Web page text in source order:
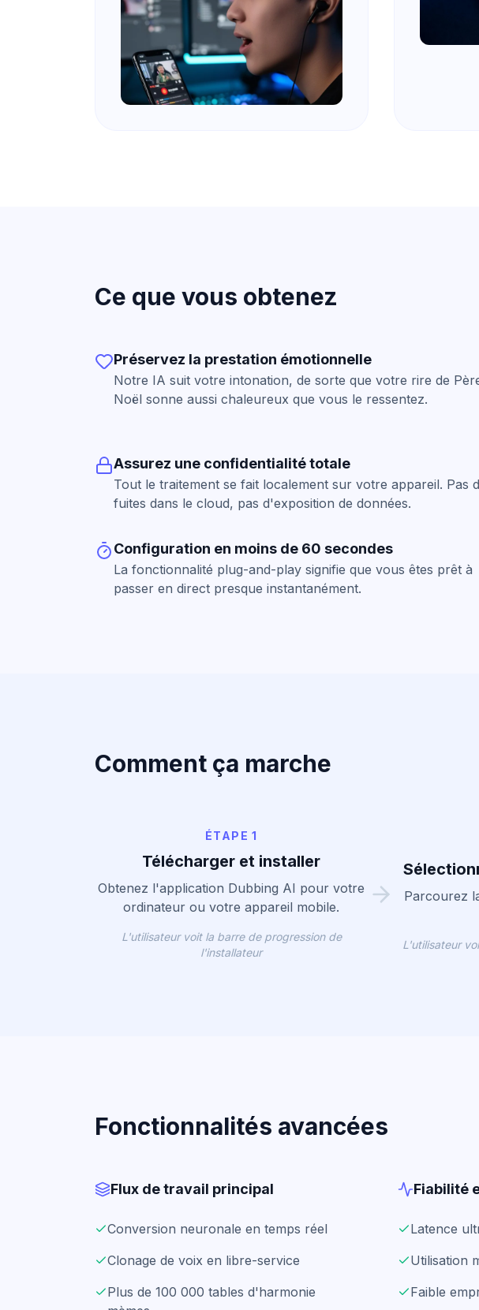
Ce que vous obtenez
Préservez la prestation émotionnelle
Notre IA suit votre intonation, de sorte que votre rire de
Noël sonne aussi chaleureux que vous le ressentez.
Assurez une confidentialité totale
Tout le traitement se fait localement sur votre appareil. Pas
fuites dans le cloud, pas d'exposition de données.
Configuration en moins de 60 secondes
La fonctionnalité plug-and-play signifie que vous êtes prêt à
passer en direct presque instantanément.
Comment ça marche
ÉTAPE 1
Télécharger et installer
Obtenez l'application Dubbing AI pour votre
ordinateur ou votre appareil mobile.
L'utilisateur voit la barre de progression de
l'installateur
Parcourez
L'utilisateur
Fonctionnalités avancées
Flux de travail principal
Conversion neuronale en temps réel
Clonage de voix en libre-service
Plus de 100 000 tables d'harmonie
Fiabilité
Latence
Utilisation
Faible